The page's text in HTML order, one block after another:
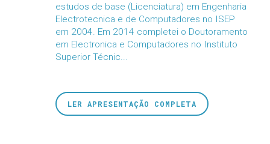
estudos de base (Licenciatura) em Engenharia
Electrotecnica e de Computadores no ISEP
em 2004. Em 2014 completei o Doutoramento
em Electronica e Computadores no Instituto
Superior Técnic...
LER APRESENTAÇÃO COMPLETA